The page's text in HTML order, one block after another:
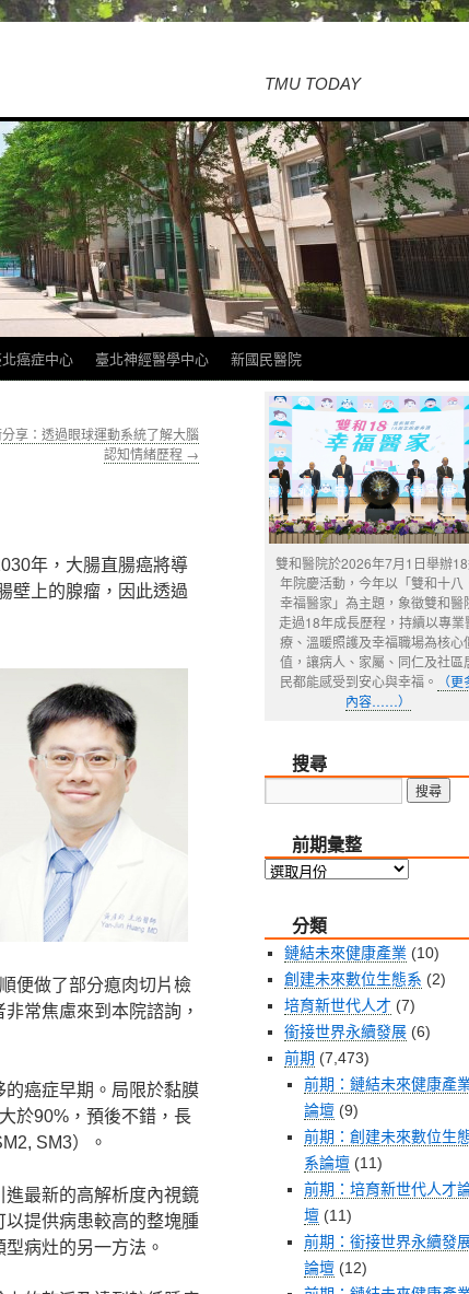
TMU TODAY
癌症中心 臺北神經醫學中心 新國民醫院
享：透過眼球運動系統了解大腦
認知情緒歷程 →
年，大腸直腸癌將導
壁上的腺瘤，因此透過
便做了部分瘜肉切片檢
常焦慮來到本院諮詢，
癌症早期。局限於黏膜
於90%，預後不錯，長
SM3）。
最新的高解析度內視鏡
提供病患較高的整塊腫
病灶的另一方法。
雙和醫院於2026年7月1日舉辦
年院慶活動，今年以「雙和十八
幸福醫家」為主題，象徵雙和醫
走過18年成長歷程，持續以專業
療、溫暖照護及幸福職場為核心
值，讓病人、家屬、同仁及社區
民都能感受到安心與幸福。
（更
內容……）
搜尋
前期彙整
前
整
分類
鏈結未來健康產業 (10)
創建未來數位生態系 (2)
培育新世代人才 (7)
銜接世界永續發展 (6)
前期 (7,473)
前期：鏈結未來健康產
論壇 (9)
前期：創建未來數位生
系論壇 (11)
前期：培育新世代人才
壇 (11)
前期：銜接世界永續發
論壇 (12)